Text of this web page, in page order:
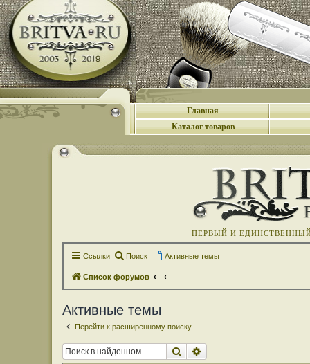
Главная
Каталог товаров
ПЕРВЫЙ И
Ссылки Поиск Активные темы
Список форумов
Активные темы
Перейти к расширенному поиску
Поиск